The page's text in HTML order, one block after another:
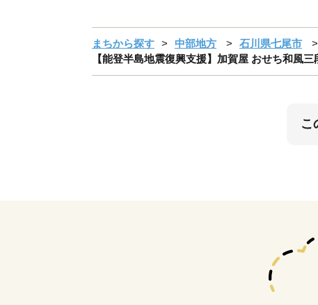
まちから探す 中部地方 石川県七尾市
【能登半島地震復興支援】加賀屋 おせち和風
こ